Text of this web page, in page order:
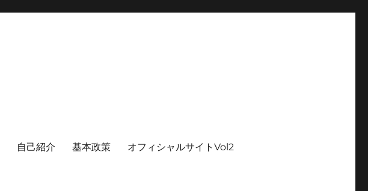
自己紹介 基本政策 オフィシャルサイトVol2